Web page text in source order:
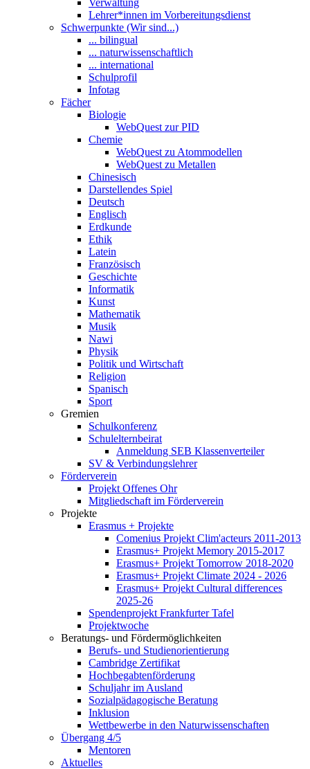
Lehrer*innen im Vorbereitungsdienst
Schwerpunkte (Wir sind...)
... bilingual
... naturwissenschaftlich
... international
Schulprofil
Infotag
Fächer
Biologie
WebQuest zur PID
Chemie
WebQuest zu Atommodellen
WebQuest zu Metallen
Chinesisch
Darstellendes Spiel
Deutsch
Englisch
Erdkunde
Ethik
Latein
Französisch
Geschichte
Informatik
Kunst
Mathematik
Musik
Nawi
Physik
Politik und Wirtschaft
Religion
Spanisch
Sport
Gremien
Schulkonferenz
Schulelternbeirat
Anmeldung SEB Klassenverteiler
SV & Verbindungslehrer
Förderverein
Projekt Offenes Ohr
Mitgliedschaft im Förderverein
Projekte
Erasmus + Projekte
Comenius Projekt Clim'acteurs 2011-2013
Erasmus+ Projekt Memory 2015-2017
Erasmus+ Projekt Tomorrow 2018-2020
Erasmus+ Projekt Climate 2024 - 2026
Erasmus+ Projekt Cultural differences
2025-26
Spendenprojekt Frankfurter Tafel
Projektwoche
Beratungs- und Fördermöglichkeiten
Berufs- und Studienorientierung
Cambridge Zertifikat
Hochbegabtenförderung
Schuljahr im Ausland
Sozialpädagogische Beratung
Inklusion
Wettbewerbe in den Naturwissenschaften
Übergang 4/5
Mentoren
Aktuelles